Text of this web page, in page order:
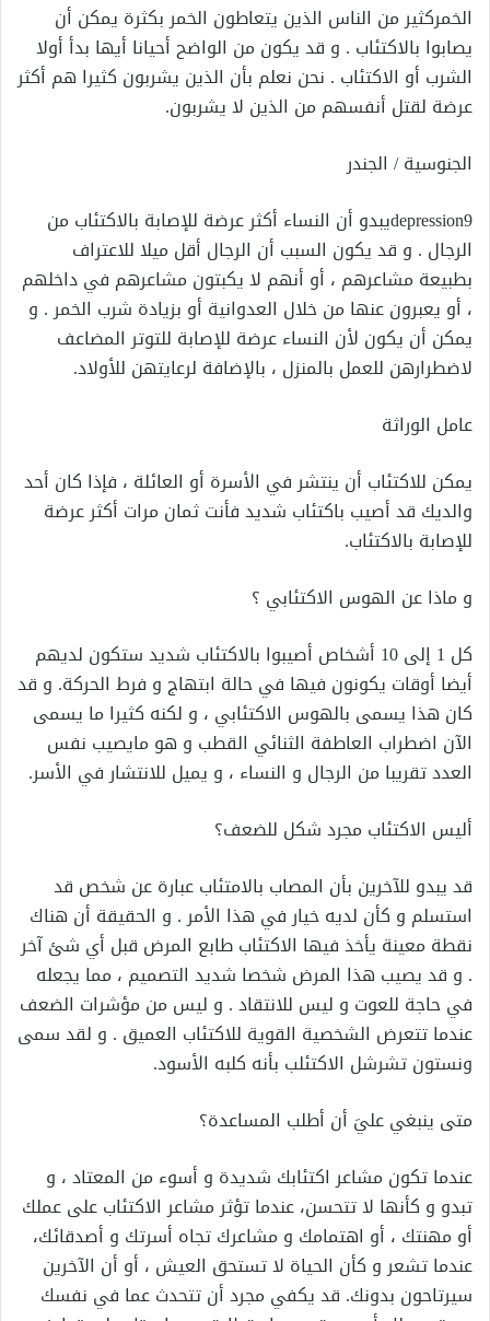
الخمركثير من الناس الذين يتعاطون الخمر بكثرة يمكن أن
يصابوا بالاكتئاب . و قد يكون من الواضح أحيانا أيها بدأ أولا
الشرب أو الاكتئاب . نحن نعلم بأن الذين يشربون كثيرا هم أكثر
عرضة لقتل أنفسهم من الذين لا يشربون.
الجنوسية / الجندر
depression9يبدو أن النساء أكثر عرضة للإصابة بالاكتئاب من
الرجال . و قد يكون السبب أن الرجال أقل ميلا للاعتراف
بطبيعة مشاعرهم ، أو أنهم لا يكبتون مشاعرهم في داخلهم
، أو يعبرون عنها من خلال العدوانية أو بزيادة شرب الخمر . و
يمكن أن يكون لأن النساء عرضة للإصابة للتوتر المضاعف
لاضطرارهن للعمل بالمنزل ، بالإضافة لرعايتهن للأولاد.
عامل الوراثة
يمكن للاكتئاب أن ينتشر في الأسرة أو العائلة ، فإذا كان أحد
والديك قد أصيب باكتئاب شديد فأنت ثمان مرات أكثر عرضة
للإصابة بالاكتئاب.
و ماذا عن الهوس الاكتئابي ؟
كل 1 إلى 10 أشخاص أصيبوا بالاكتئاب شديد ستكون لديهم
أيضا أوقات يكونون فيها في حالة ابتهاج و فرط الحركة. و قد
كان هذا يسمى بالهوس الاكتئابي ، و لكنه كثيرا ما يسمى
الآن اضطراب العاطفة الثنائي القطب و هو مايصيب نفس
العدد تقريبا من الرجال و النساء ، و يميل للانتشار في الأسر.
أليس الاكتئاب مجرد شكل للضعف؟
قد يبدو للآخرين بأن المصاب بالامتئاب عبارة عن شخص قد
استسلم و كأن لديه خيار في هذا الأمر . و الحقيقة أن هناك
نقطة معينة يأخذ فيها الاكتئاب طابع المرض قبل أي شئ آخر
. و قد يصيب هذا المرض شخصا شديد التصميم ، مما يجعله
في حاجة للعوت و ليس للانتقاد . و ليس من مؤشرات الضعف
عندما تتعرض الشخصية القوية للاكتئاب العميق . و لقد سمى
ونستون تشرشل الاكتئلب بأنه كلبه الأسود.
متى ينبغي عليَ أن أطلب المساعدة؟
عندما تكون مشاعر اكتئابك شديدة و أسوء من المعتاد ، و
تبدو و كأنها لا تتحسن، عندما تؤثر مشاعر الاكتئاب على عملك
أو مهنتك ، أو اهتمامك و مشاعرك تجاه أسرتك و أصدقائك،
عندما تشعر و كأن الحياة لا تستحق العيش ، أو أن الآخرين
سيرتاحون بدونك. قد يكفي مجرد أن تتحدث عما في نفسك